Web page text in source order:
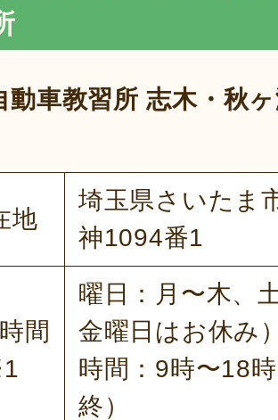
動車教習所 志木・秋
地
埼玉県さいたま
神1094番1
間
曜日：月〜木、
金曜日はお休み
時間：9時〜18
終）